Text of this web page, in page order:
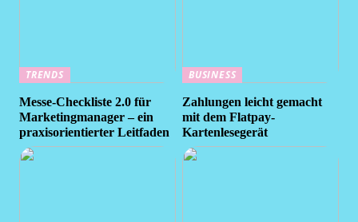
TRENDS
Messe-Checkliste 2.0 für
Marketingmanager – ein
praxisorientierter Leitfaden
BUSINESS
Zahlungen leicht gemacht
mit dem Flatpay-
Kartenlesegerät